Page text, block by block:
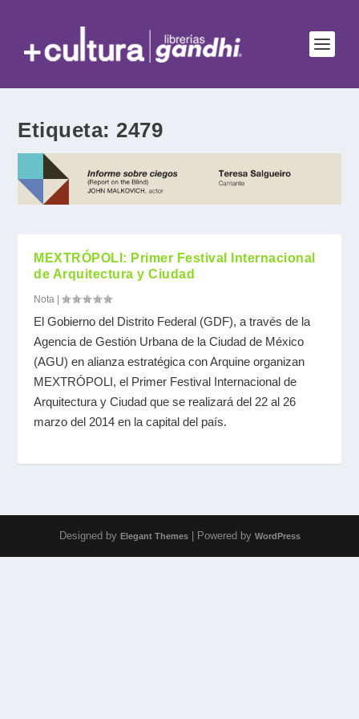
Etiqueta: 2479
MEXTRÓPOLI: Primer Festival Internacional
de Arquitectura y Ciudad
Nota |
El Gobierno del Distrito Federal (GDF), a través de la
Agencia de Gestión Urbana de la Ciudad de México
(AGU) en alianza estratégica con Arquine organizan
MEXTRÓPOLI, el Primer Festival Internacional de
Arquitectura y Ciudad que se realizará del 22 al 26
marzo del 2014 en la capital del país.
Designed by Elegant Themes| Powered by WordPress